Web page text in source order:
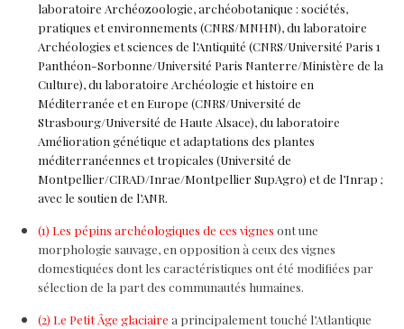
laboratoire Archéozoologie, archéobotanique : sociétés,
pratiques et environnements (CNRS/MNHN), du laboratoire
Archéologies et sciences de l’Antiquité (CNRS/Université Paris 1
Panthéon-Sorbonne/Université Paris Nanterre/Ministère de la
Culture), du laboratoire Archéologie et histoire en
Méditerranée et en Europe (CNRS/Université de
Strasbourg/Université de Haute Alsace), du laboratoire
Amélioration génétique et adaptations des plantes
méditerranéennes et tropicales (Université de
Montpellier/CIRAD/Inrae/Montpellier SupAgro) et de l’Inrap ;
avec le soutien de l’ANR.
(1) Les pépins archéologiques de ces vignes ont une
morphologie sauvage, en opposition à ceux des vignes
domestiquées dont les caractéristiques ont été modifiées par
sélection de la part des communautés humaines.
(2) Le Petit Âge glaciaire a principalement touché l’Atlantique